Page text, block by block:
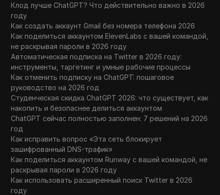
Клод лучше ChatGPT? Что действительно важно в 2026
году
Как создать аккаунт Gmail без номера телефона 2026
Как поделиться аккаунтом ElevenLabs с вашей командой,
не раскрывая пароли в 2026 году
Автоматическая подписка на Twitter в 2026 году:
инструменты, таргетинг и умные рабочие процессы
Как отменить подписку на ChatGPT: пошаговое
руководство на 2026 год
Студенческая скидка ChatGPT 2026: что существует, как
накопить и безопаснее делиться аккаунтом
ChatGPT сейчас полностью заполнен: 7 решений на 2026
год
Как исправить вопрос «Эта сеть блокирует
зашифрованный DNS-трафик»
Как поделиться аккаунтом Runway с вашей командой, не
раскрывая пароли в 2026 году
Как использовать расширенный поиск Twitter в 2026
году